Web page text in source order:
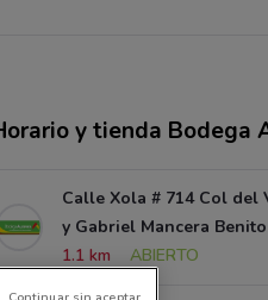
y tienda Bodega
Calle Xola # 714 Col del
y Gabriel Mancera
1.1 km
ABIERTO